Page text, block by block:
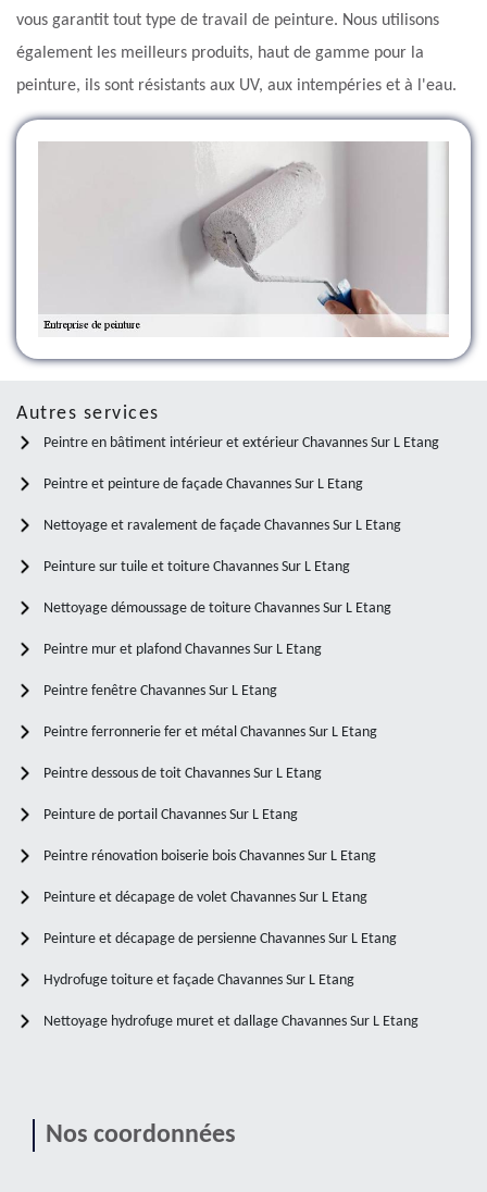
vous garantit tout type de travail de peinture. Nous utilisons
également les meilleurs produits, haut de gamme pour la
peinture, ils sont résistants aux UV, aux intempéries et à l'eau.
Autres services
Peintre en bâtiment intérieur et extérieur Chavannes Sur L Etang
Peintre et peinture de façade Chavannes Sur L Etang
Nettoyage et ravalement de façade Chavannes Sur L Etang
Peinture sur tuile et toiture Chavannes Sur L Etang
Nettoyage démoussage de toiture Chavannes Sur L Etang
Peintre mur et plafond Chavannes Sur L Etang
Peintre fenêtre Chavannes Sur L Etang
Peintre ferronnerie fer et métal Chavannes Sur L Etang
Peintre dessous de toit Chavannes Sur L Etang
Peinture de portail Chavannes Sur L Etang
Peintre rénovation boiserie bois Chavannes Sur L Etang
Peinture et décapage de volet Chavannes Sur L Etang
Peinture et décapage de persienne Chavannes Sur L Etang
Hydrofuge toiture et façade Chavannes Sur L Etang
Nettoyage hydrofuge muret et dallage Chavannes Sur L Etang
Nos coordonnées